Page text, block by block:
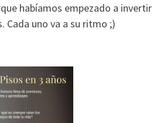
habíamos empezado a invertir
Cada uno va a su ritmo ;)